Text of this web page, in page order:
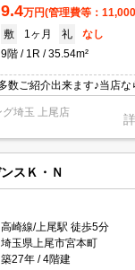
9.4万円(管理費等：
敷
1ヶ月 礼
なし
9階
1R 35.54m²
数ご紹介出来ます♪当店な
でのお問い合わせの際は
対応できます♪
埼玉 上尾店
スＫ・Ｎ
高崎線/上尾駅 徒歩5分
埼玉県上尾市宮本町
築27年
4階建